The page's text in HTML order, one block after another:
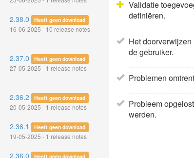
2.38.0 Heeft geen download
16-06-2025 - 10 release notes
2.37.0 Heeft geen download
27-05-2025 - 1 release notes
2.36.2 Heeft geen download
20-05-2025 - 1 release notes
2.36.1 Heeft geen download
19-05-2025 - 1 release notes
2.36.0 Heeft geen download
Validatie
definiëren.
Het
de gebruiker.
Problemen
Probleem
werden.